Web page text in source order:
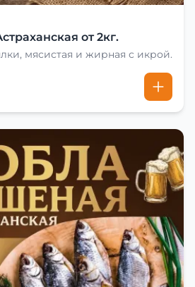
от 2кг.
мясистая и жирная с икрой.